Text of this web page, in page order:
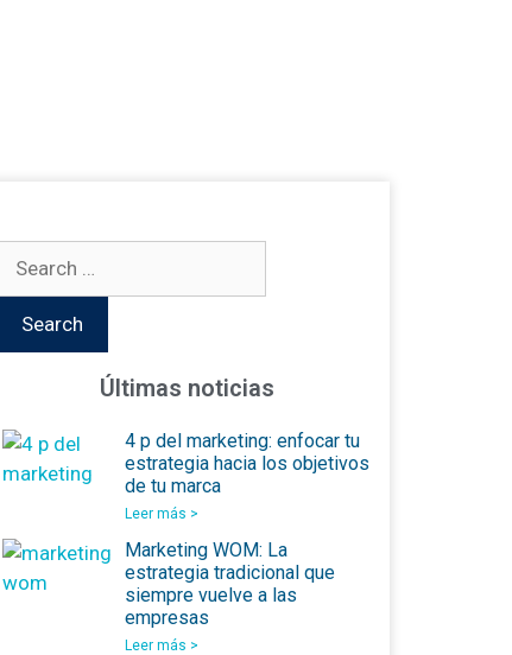
Últimas noticias
4 p del marketing: enfocar tu
estrategia hacia los objetivos
de tu marca
Leer más >
Marketing WOM: La
estrategia tradicional que
siempre vuelve a las
empresas
Leer más >